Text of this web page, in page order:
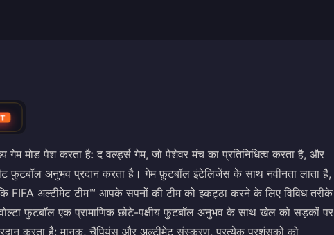
गेम मोड पेश करता है: द वर्ल्ड्स गेम, जो पेशेवर मंच का प्रतिनिधित्व करता है, और
फुटबॉल अनुभव प्रदान करता है। गेम फ़ुटबॉल इंटेलिजेंस के साथ नवीनता लाता है,
FIFA अल्टीमेट टीम™ आपके सपनों की टीम को इकट्ठा करने के लिए विविध तरीके
फुटबॉल एक प्रामाणिक छोटे-पक्षीय फुटबॉल अनुभव के साथ खेल को सड़कों पर
करता है: मानक, चैंपियंस और अल्टीमेट संस्करण, प्रत्येक प्रशंसकों को